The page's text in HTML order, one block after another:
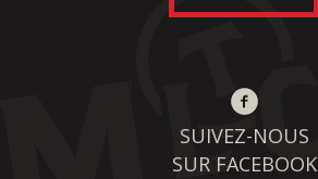
SUIVEZ-NOUS
SUR FACEBOOK